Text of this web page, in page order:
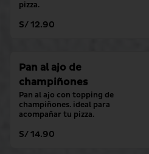
pizza.
S/ 12.90
Pan al ajo de
champiñones
Pan al ajo con topping de
champiñones. ideal para
acompañar tu pizza.
S/ 14.90